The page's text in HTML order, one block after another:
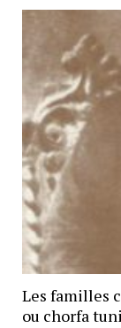
Les familles
ou chorfa